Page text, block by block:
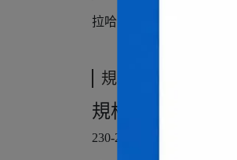
拉哈育、拉瑪丹蒂指定裝備
規格說明
規格/尺寸
230-295mm